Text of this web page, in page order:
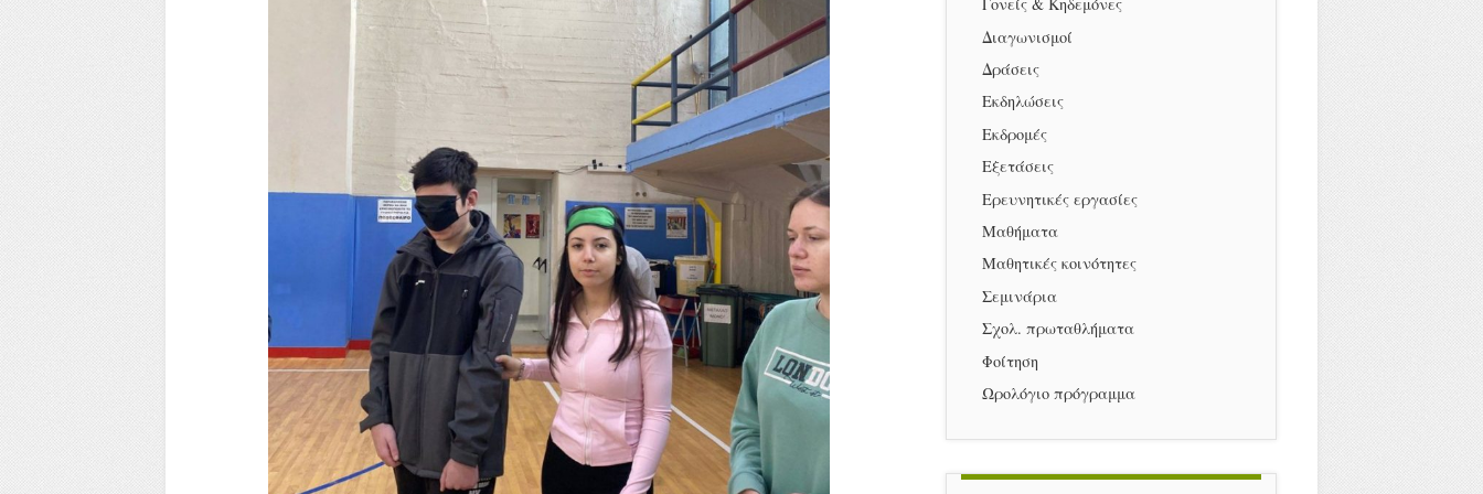
Διαγωνισμοί
Δράσεις
Εκδηλώσεις
Εκδρομές
Εξετάσεις
Ερευνητικές εργασίες
Μαθήματα
Μαθητικές κοινότητες
Σεμινάρια
Σχολ. πρωταθλήματα
Φοίτηση
Ωρολόγιο πρόγραμμα